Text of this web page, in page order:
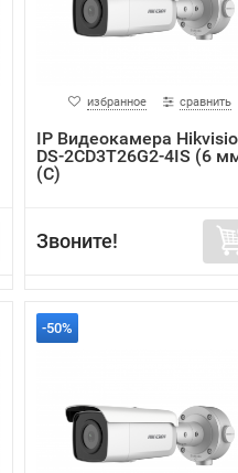
избранное сравнить
IP Видеокамера
DS-2CD3T26G2-4IS (6
(C)
Звоните!
-50%